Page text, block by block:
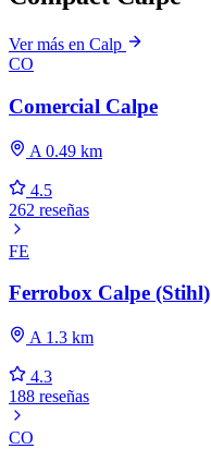
Ver más en Calp
CO
Comercial Calpe
A 0.49 km
4.5
262 reseñas
FE
Ferrobox Calpe (Stihl)
A 1.3 km
4.3
188 reseñas
CO